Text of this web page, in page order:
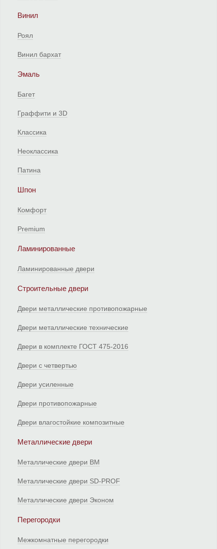
Винил
Роял
Винил бархат
Эмаль
Багет
Граффити и 3D
Классика
Неоклассика
Патина
Шпон
Комфорт
Premium
Ламинированные
Ламинированные двери
Строительные двери
Двери металлические противопожарные
Двери металлические технические
Двери в комплекте ГОСТ 475-2016
Двери с четвертью
Двери усиленные
Двери противопожарные
Двери влагостойкие композитные
Металлические двери
Металлические двери ВМ
Металлические двери SD-PROF
Металлические двери Эконом
Перегородки
Межкомнатные перегородки